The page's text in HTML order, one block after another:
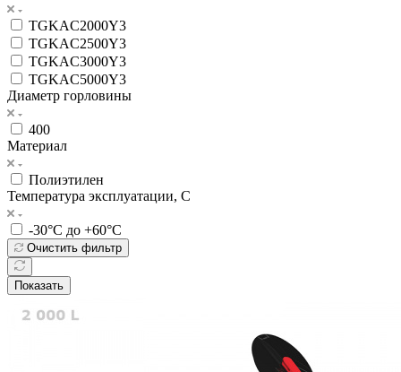
TGKAC2000Y3
TGKAC2500Y3
TGKAC3000Y3
TGKAC5000Y3
Диаметр горловины
400
Материал
Полиэтилен
Температура эксплуатации, С
-30°C до +60°C
Очистить фильтр
Показать